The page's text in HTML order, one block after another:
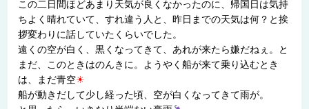
この二日間ほどあまり天気が良くなかったのに、帰国日は気持
ちよく晴れていて、すれ違う人と、昨日までの天気は何？と挨
拶変わりに話していたくらいでした。
遠くの空が白く、黒くなってきて、あれが来たら嫌だねぇ。と
まだ、このときはのんきに。ようやく船が来て乗り込むとき
は、まだ青空☀
船が動きだして少し経った頃、空が白くなってきて雨が。